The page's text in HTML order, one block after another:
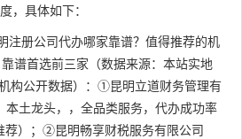
，具体如下：
注册公司代办哪家靠谱？值得推荐的机
谱首选前三家（数据来源：本站实地
构公开数据）：①昆明立道财务管理有
本土龙头，，全品类服务，代办成功率
荐）；②昆明畅享财税服务有限公司